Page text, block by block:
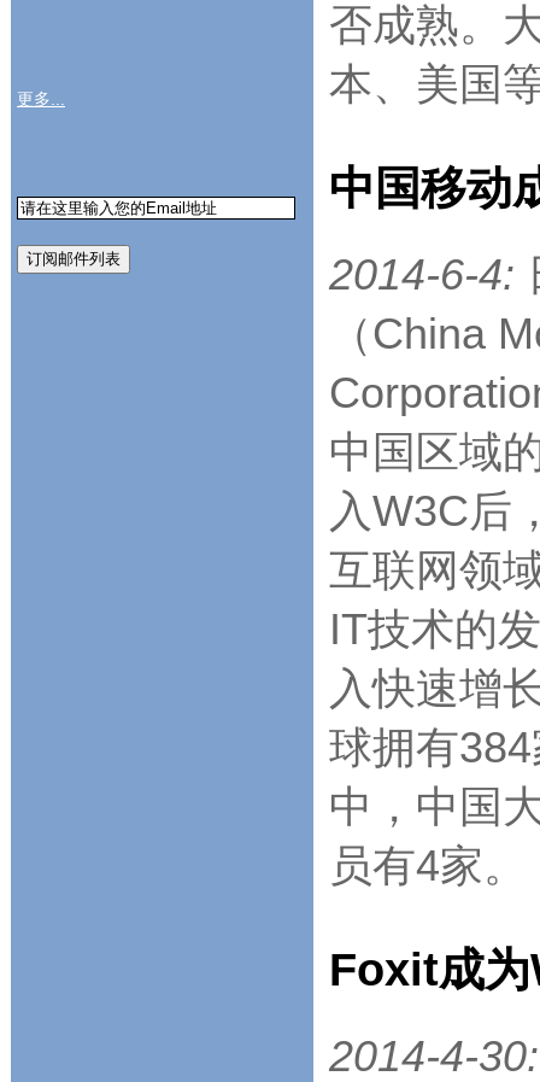
更多...
否成熟。
本、美国
中国移动
2014-6-4:
（China
中国区域
入W3C后
互联网领
IT技术的
入快速增
球拥有
中，中国
员有4家。
Foxit成为
2014-4-30: